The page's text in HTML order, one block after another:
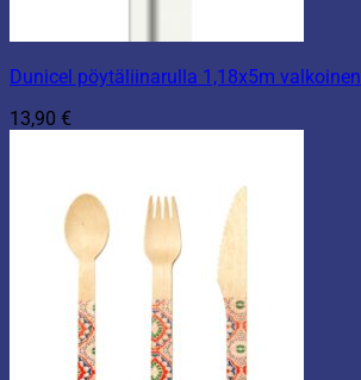
Dunicel pöytäliinarulla 1,18x5m valkoinen
13,90 €